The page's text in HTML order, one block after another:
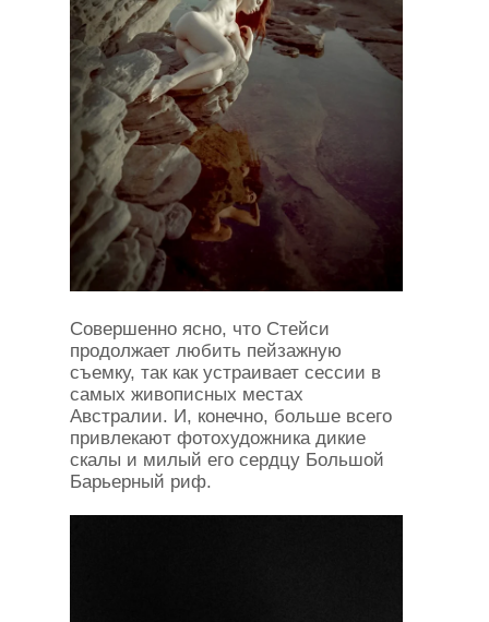
Совершенно ясно, что Стейси
продолжает любить пейзажную
съемку, так как устраивает сессии в
самых живописных местах
Австралии. И, конечно, больше всего
привлекают фотохудожника дикие
скалы и милый его сердцу Большой
Барьерный риф.